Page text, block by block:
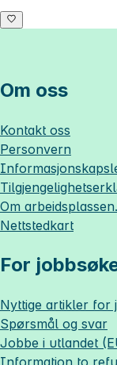
Om oss
Kontakt oss
Personvern
Om
Nettstedkart
For
Nyttige artikler for
Spørsmål og svar
Jobbe i utlandet